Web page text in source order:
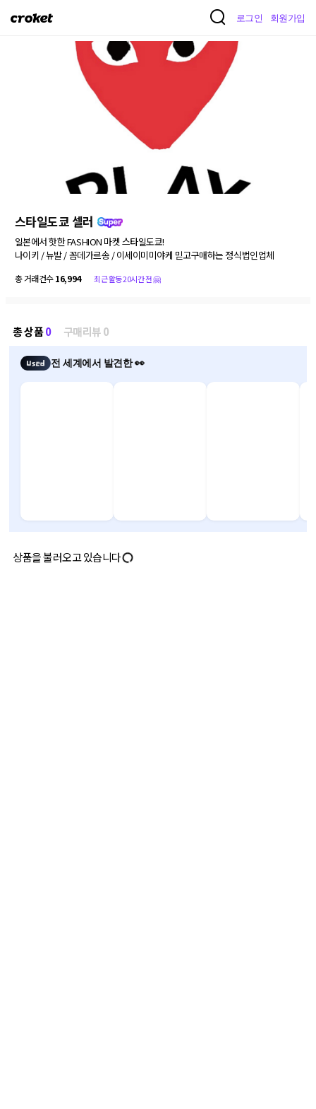
크
로그인 회원가입
스타일도쿄 셀러
일본에서 핫한 FASHION 마켓 스타일도쿄!
나이키 / 뉴발 / 꼼데가르송 / 이세이미미야케 믿고구매하는 정식법인업체
총 거래건수16,994 최근 활동 20시간 전 🤗
총 상품0 구매리뷰 0
전 세계에서 발견한 👀
상품을 불러오고 있습니다